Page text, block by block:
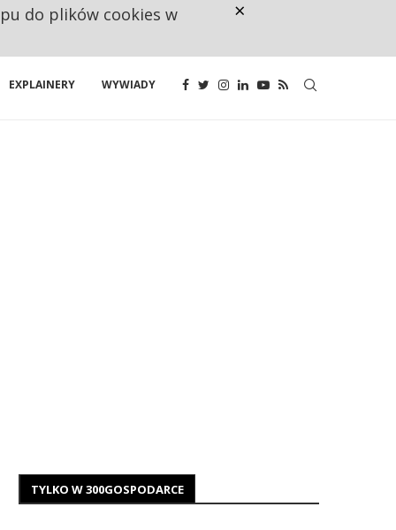
EXPLAINERY WYWIADY
TYLKO W 300GOSPODARCE
do plików cookies w ×